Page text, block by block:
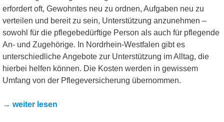
erfordert oft, Gewohntes neu zu ordnen, Aufgaben neu zu
verteilen und bereit zu sein, Unterstützung anzunehmen –
sowohl für die pflegebedürftige Person als auch für pflegende
An- und Zugehörige. In Nordrhein-Westfalen gibt es
unterschiedliche Angebote zur Unterstützung im Alltag, die
hierbei helfen können. Die Kosten werden in gewissem
Umfang von der Pflegeversicherung übernommen.
→ weiter lesen